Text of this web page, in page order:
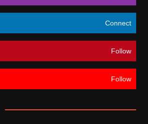
Connect
Follow
Follow